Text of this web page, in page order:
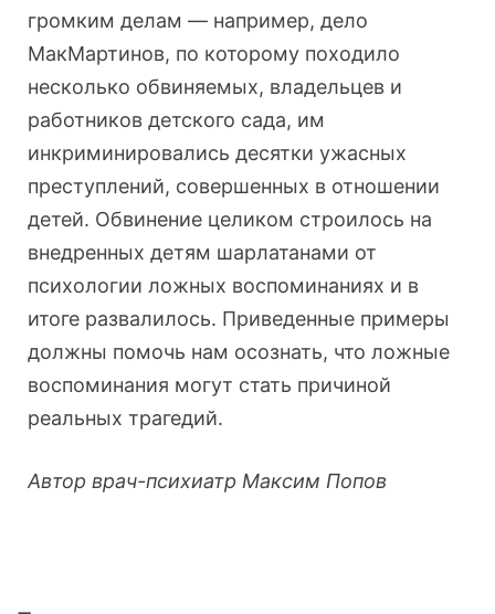
громким делам — например, дело
МакМартинов, по которому походило
несколько обвиняемых, владельцев и
работников детского сада, им
инкриминировались десятки ужасных
преступлений, совершенных в отношении
детей. Обвинение целиком строилось на
внедренных детям шарлатанами от
психологии ложных воспоминаниях и в
итоге развалилось. Приведенные примеры
должны помочь нам осознать, что ложные
воспоминания могут стать причиной
реальных трагедий.
Автор врач-психиатр Максим Попов